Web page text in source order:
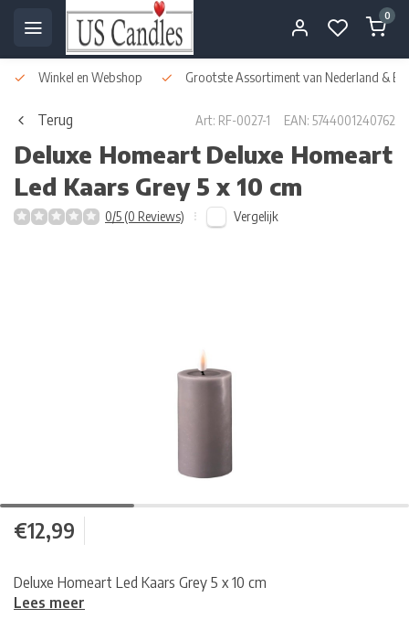
0
Winkel en Webshop Grootste Assortiment van Nederland &
Terug Art: RF-0027-1 EAN: 5744001240762
Deluxe Homeart Deluxe Homeart
Led Kaars Grey 5 x 10 cm
0/5 (0 Reviews) Vergelijk
€12,99
Deluxe Homeart Led Kaars Grey 5 x 10 cm
Lees meer